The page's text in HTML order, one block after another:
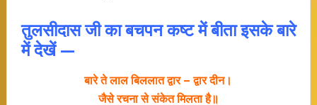
तुलसीदास जी का बचपन कष्ट में बीता इसके बारे
में देखें —
बारे ते लाल बिललात द्वार – द्वार दीन।
जैसे रचना से संकेत मिलता है॥